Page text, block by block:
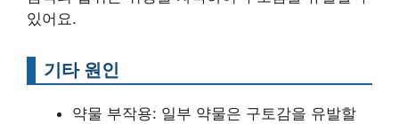
있어요.
기타 원인
약물 부작용: 일부 약물은 구토감을 유발할